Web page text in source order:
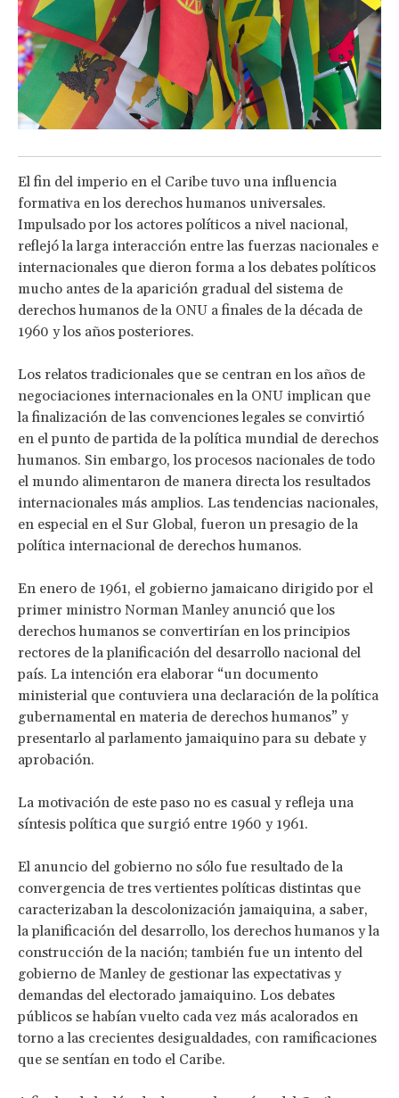
El fin del imperio en el Caribe tuvo una influencia
formativa en los derechos humanos universales.
Impulsado por los actores políticos a nivel nacional,
reflejó la larga interacción entre las fuerzas nacionales e
internacionales que dieron forma a los debates políticos
mucho antes de la aparición gradual del sistema de
derechos humanos de la ONU a finales de la década de
1960 y los años posteriores.
Los relatos tradicionales que se centran en los años de
negociaciones internacionales en la ONU implican que
la finalización de las convenciones legales se convirtió
en el punto de partida de la política mundial de derechos
humanos. Sin embargo, los procesos nacionales de todo
el mundo alimentaron de manera directa los resultados
internacionales más amplios. Las tendencias nacionales,
en especial en el Sur Global, fueron un presagio de la
política internacional de derechos humanos.
En enero de 1961, el gobierno jamaicano dirigido por el
primer ministro Norman Manley anunció que los
derechos humanos se convertirían en los principios
rectores de la planificación del desarrollo nacional del
país. La intención era elaborar “un documento
ministerial que contuviera una declaración de la política
gubernamental en materia de derechos humanos” y
presentarlo al parlamento jamaiquino para su debate y
aprobación.
La motivación de este paso no es casual y refleja una
síntesis política que surgió entre 1960 y 1961.
El anuncio del gobierno no sólo fue resultado de la
convergencia de tres vertientes políticas distintas que
caracterizaban la descolonización jamaiquina, a saber,
la planificación del desarrollo, los derechos humanos y la
construcción de la nación; también fue un intento del
gobierno de Manley de gestionar las expectativas y
demandas del electorado jamaiquino. Los debates
públicos se habían vuelto cada vez más acalorados en
torno a las crecientes desigualdades, con ramificaciones
que se sentían en todo el Caribe.